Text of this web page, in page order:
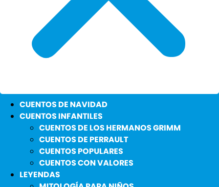
CUENTOS DE NAVIDAD
CUENTOS INFANTILES
CUENTOS DE LOS HERMANOS GRIMM
CUENTOS DE PERRAULT
CUENTOS POPULARES
CUENTOS CON VALORES
LEYENDAS